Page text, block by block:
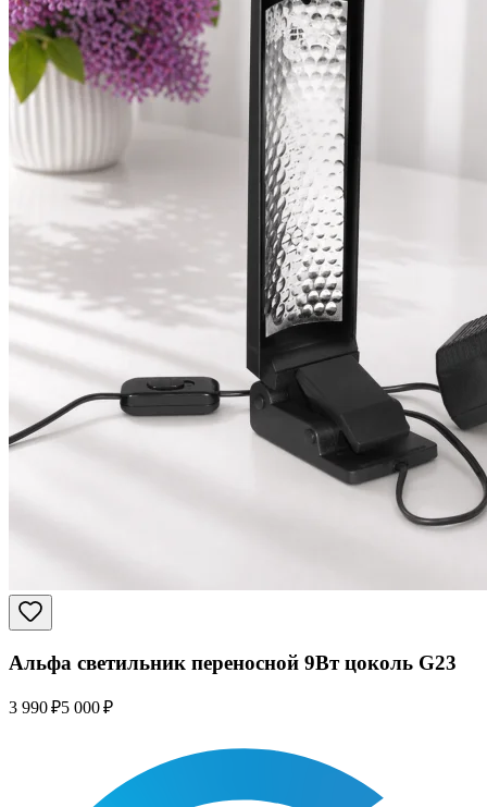
Альфа светильник переносной 9Вт цоколь G23
3 990 ₽5 000 ₽